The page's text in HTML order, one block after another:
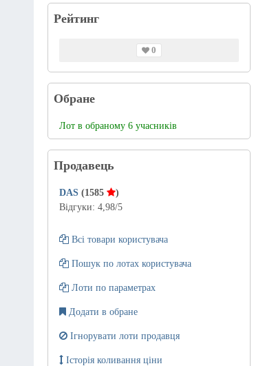
Рейтинг
0
Обране
Лот в обраному 6 учасників
Продавець
DAS (1585
)
Відгуки: 4,98/5
Всі товари користувача
Пошук по лотах користувача
Лоти по параметрах
Додати в обране
Ігнорувати лоти продавця
Історія коливання ціни